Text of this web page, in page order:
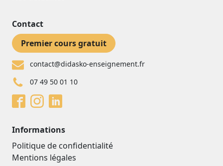
Contact
Premier cours gratuit
contact@didasko-enseignement.fr
07 49 50 01 10
Informations
Politique de confidentialité
Mentions légales